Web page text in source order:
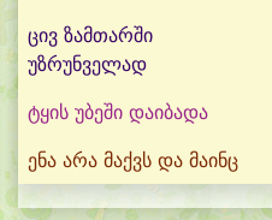
ცივ ზამთარში
უზრუნველად
ტყის უბეში დაიბადა
ენა არა მაქვს და მაინც